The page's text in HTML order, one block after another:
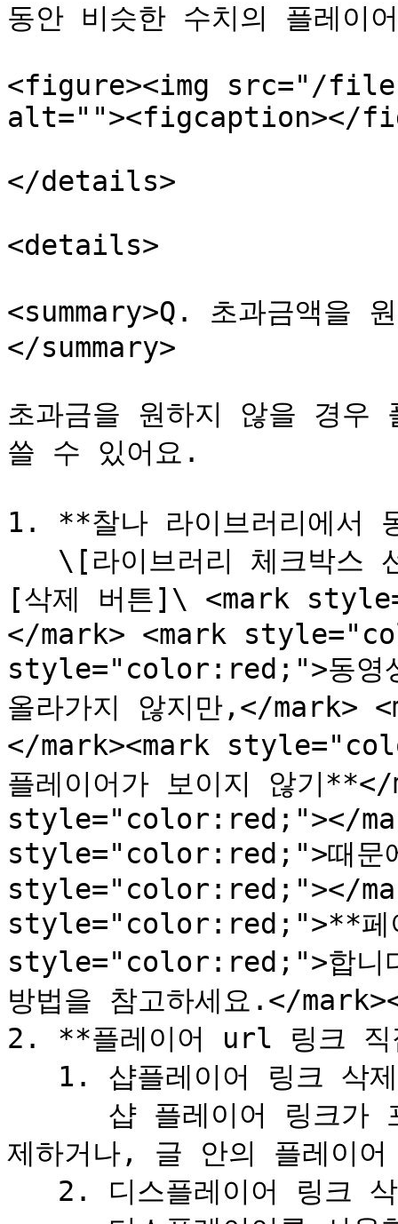
동안 비슷한 수치의 플레이
<figure><img src="/files/
alt=""><figcaption></
</details>
<details>
<summary>Q. 초과금액을
</summary>
초과금을 원하지 않을 경우
쓸 수 있어요.
1. **찰나 라이브러리에서
[삭제 버튼]\ <mark
</mark> <mark
style="color:red;">동영상
올라가지 않지만,</
</mark><mark
플레이어가 보이지 않기
style="color:red;"></
style="color:red;">때문
style="color:red;"></
style="color:red;">**페
style="color:red;">합니
방법을 참고하세요.</
2. **플레이어 url 링크 직
제하거나, 글 안의 플레이